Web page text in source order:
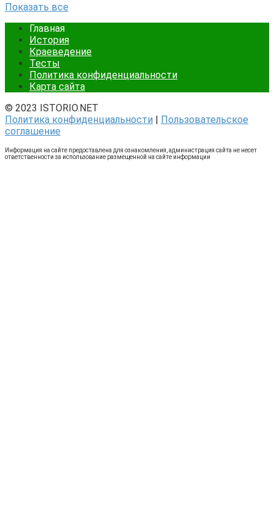
Показать все
Главная
История
Краеведение
Тесты
Политика конфиденциальности
Карта сайта
© 2023 ISTORIO.NET
Политика конфиденциальности | Пользовательское
соглашение
Информация на сайте предоставлена для ознакомления, администрация сайта не несет
ответственности за использование размещенной на сайте информации